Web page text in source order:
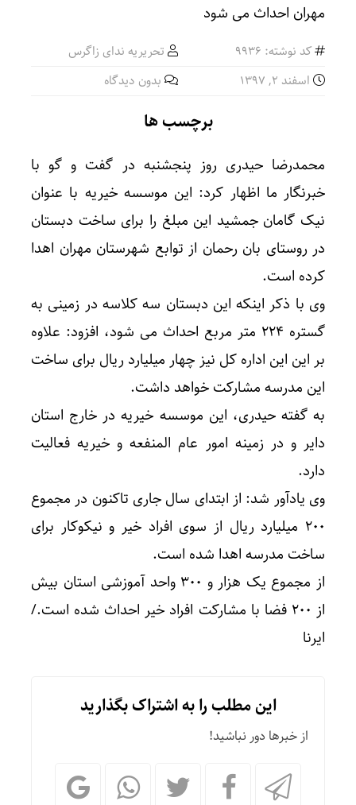
کد نوشته: 9936
تحریریه ندای زاگرس
اسفند ۲, ۱۳۹۷
بدون دیدگاه
برچسب ها
محمدرضا حیدری روز پنجشنبه در گفت و گو با
خبرنگار ما اظهار کرد: این موسسه خیریه با عنوان
نیک گامان جمشید این مبلغ را برای ساخت دبستان
در روستای بان رحمان از توابع شهرستان مهران اهدا
کرده است.
وی با ذکر اینکه این دبستان سه کلاسه در زمینی به
گستره ۲۲۴ متر مربع احداث می شود، افزود: علاوه
بر این این اداره کل نیز چهار میلیارد ریال برای ساخت
این مدرسه مشارکت خواهد داشت.
به گفته حیدری، این موسسه خیریه در خارج استان
دایر و در زمینه امور عام المنفعه و خیریه فعالیت
دارد.
وی یادآور شد: از ابتدای سال جاری تاکنون در مجموع
۲۰۰ میلیارد ریال از سوی افراد خیر و نیکوکار برای
ساخت مدرسه اهدا شده است.
از مجموع یک هزار و ۳۰۰ واحد آموزشی استان بیش
از ۲۰۰ فضا با مشارکت افراد خیر احداث شده است./
ایرنا
این مطلب را به اشتراک بگذارید
از خبرها دور نباشید!